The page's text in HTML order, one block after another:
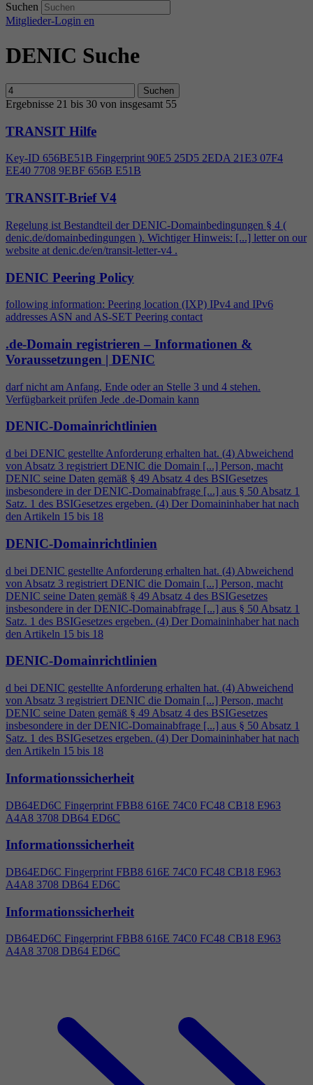
Suchen
Mitglieder-Login en
DENIC Suche
Suchen
Ergebnisse 21 bis 30 von insgesamt 55
TRANSIT Hilfe
Key-ID 656BE51B Fingerprint 90E5 25D5 2EDA 21E3 07F4
EE40 7708 9EBF 656B E51B
TRANSIT-Brief V4
Regelung ist Bestandteil der DENIC-Domainbedingungen § 4 (
denic.de/domainbedingungen ). Wichtiger Hinweis: [...] letter on our
website at denic.de/en/transit-letter-v4 .
DENIC Peering Policy
following information: Peering location (IXP) IPv4 and IPv6
addresses ASN and AS-SET Peering contact
.de-Domain registrieren – Informationen &
Voraussetzungen | DENIC
darf nicht am Anfang, Ende oder an Stelle 3 und 4 stehen.
Verfügbarkeit prüfen Jede .de-Domain kann
DENIC-Domainrichtlinien
d bei DENIC gestellte Anforderung erhalten hat. (4) Abweichend
von Absatz 3 registriert DENIC die Domain [...] Person, macht
DENIC seine Daten gemäß § 49 Absatz 4 des BSIGesetzes
insbesondere in der DENIC-Domainabfrage [...] aus § 50 Absatz 1
Satz. 1 des BSIGesetzes ergeben. (4) Der Domaininhaber hat nach
den Artikeln 15 bis 18
DENIC-Domainrichtlinien
d bei DENIC gestellte Anforderung erhalten hat. (4) Abweichend
von Absatz 3 registriert DENIC die Domain [...] Person, macht
DENIC seine Daten gemäß § 49 Absatz 4 des BSIGesetzes
insbesondere in der DENIC-Domainabfrage [...] aus § 50 Absatz 1
Satz. 1 des BSIGesetzes ergeben. (4) Der Domaininhaber hat nach
den Artikeln 15 bis 18
DENIC-Domainrichtlinien
d bei DENIC gestellte Anforderung erhalten hat. (4) Abweichend
von Absatz 3 registriert DENIC die Domain [...] Person, macht
DENIC seine Daten gemäß § 49 Absatz 4 des BSIGesetzes
insbesondere in der DENIC-Domainabfrage [...] aus § 50 Absatz 1
Satz. 1 des BSIGesetzes ergeben. (4) Der Domaininhaber hat nach
den Artikeln 15 bis 18
Informationssicherheit
DB64ED6C Fingerprint FBB8 616E 74C0 FC48 CB18 E963
A4A8 3708 DB64 ED6C
Informationssicherheit
DB64ED6C Fingerprint FBB8 616E 74C0 FC48 CB18 E963
A4A8 3708 DB64 ED6C
Informationssicherheit
DB64ED6C Fingerprint FBB8 616E 74C0 FC48 CB18 E963
A4A8 3708 DB64 ED6C